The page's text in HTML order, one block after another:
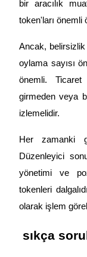
bir aracılık
token'ları önemli
Ancak,
oylama sayısı
önemli.
girmeden veya
izlemelidir.
Her zamanki
Düzenleyici
yönetimi ve
tokenleri
olarak işlem
sıkça